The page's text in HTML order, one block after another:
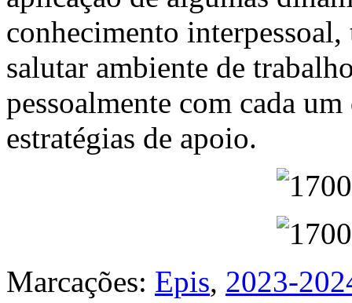
conhecimento
salutar ambiente de
pessoalmente com cada
estratégias de apoio.
Marcações: Epis, 2023-